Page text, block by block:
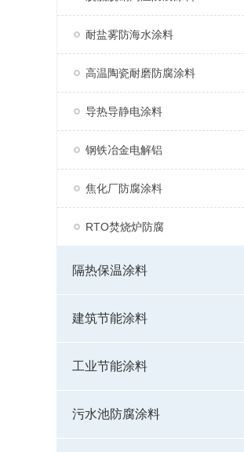
耐盐雾防海水涂料
高温陶瓷耐磨防腐涂料
导热导静电涂料
钢铁冶金电解铝
焦化厂防腐涂料
RTO焚烧炉防腐
隔热保温涂料
建筑节能涂料
工业节能涂料
污水池防腐涂料